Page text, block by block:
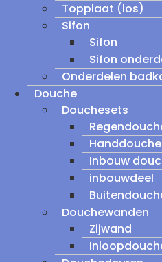
Topplaat (los)
Sifon
Sifon
Sifon
Onderdelen
Douche
Douchesets
Inbouw
inbouwdeel
Douchewanden
Zijwand